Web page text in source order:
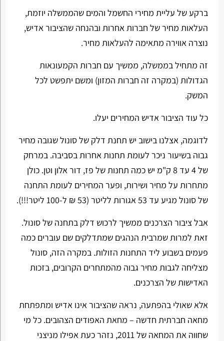
ברקע של עליית מחירי החשמל והמים שהממשלה יוזמת,
העלאות מחיר של חברות אחרות ובהנחה שהציבור אדיש,
נוצרה אווירה מתאימה להעלאות מחיר.
זה מתחיל בממשלה, ממשיך עם חברות הקמעונאות
הגדולות (במקרה זה חברות המזון) ומשם יתפשט לכל
המשק.
כל עוד הציבור אדיש המחירים יעלו.
לדוגמה, אצלנו בישוב יש תחנת דלק של סונול שגובה מחיר
גבוה בשיעור ניכר לעומת תחנות אחרות בסביבה. במרחק
של 4 עד 8 ק"מ יש כמה תחנות של פז, דור אלון וטן. כולן
מתחרות על מחיר ושירות, ופער המחירים לעומת התחנה
של סונול מגיע עד 53 אגורות לליטר (53 ₪ ל-100 ליטר!!!).
אבל ציבור הצרכנים ממשיך לרכוש דלק בתחנה של סונול.
זאת למרות שמרבית הנהגים שמתדלקים שם עוברים כמה
פעמים בשבוע ליד התחנות הזולות. במקרה הזה, סונול
מצליחה לגבות מחיר גבוה מהמתחרים הקרובים, בזכות
האדישות של הצרכנים.
אלא שאולי בהפתעה, נראה שהציבור אינו אדיש ומתפתחת
מחאה חברתית חדשה – מחאת האפודים הצהובים. כל מי
שחווה את המחאה של 2011, נזהר כעת אפילו מניצני